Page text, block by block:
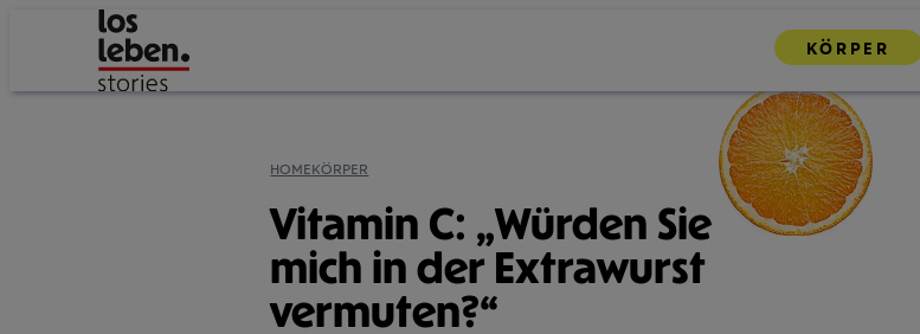
KÖRPER
HOMEKÖRPER
Vitamin C: „Würden Sie
mich in der Extrawurst
vermuten?“